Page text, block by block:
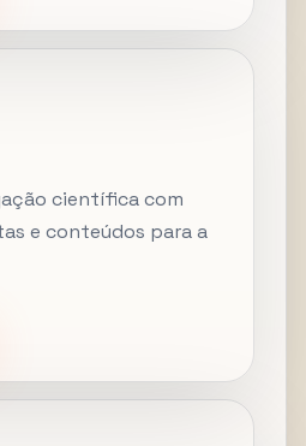
científica com
e conteúdos para a